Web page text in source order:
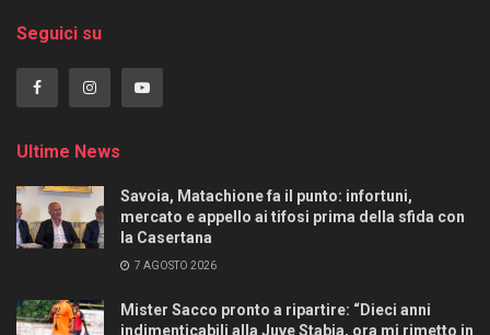
Seguici su
Ultime News
Savoia, Matachione fa il punto: infortuni,
mercato e appello ai tifosi prima della sfida con
la Casertana
7 AGOSTO 2026
Mister Sacco pronto a ripartire: “Dieci anni
indimenticabili alla Juve Stabia, ora mi rimetto in